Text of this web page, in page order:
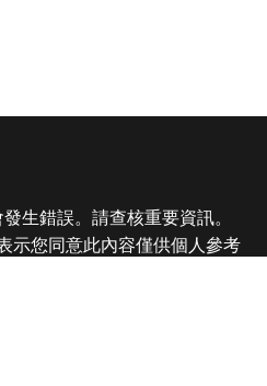
生錯誤。請查核重要資訊。
示您同意此內容僅供個人參考